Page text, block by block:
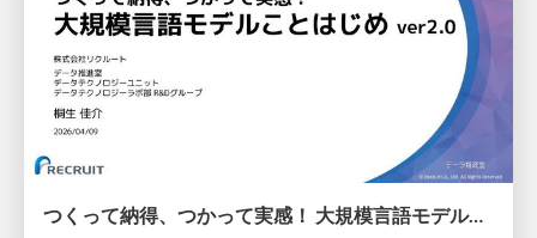
つくって納得、つかって実感！ 大規模言語モデルことはじめ ver2.0